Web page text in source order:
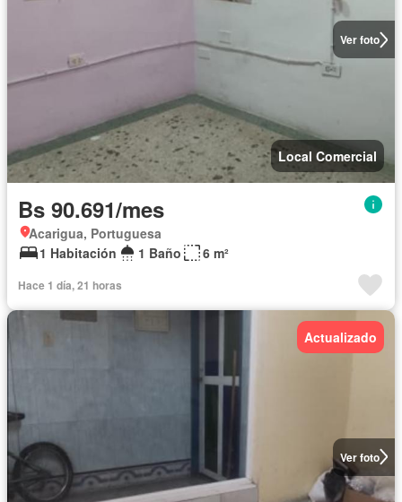
Ver foto
Local Comercial
Bs 90.691/mes
Acarigua, Portuguesa
1 Habitación
1 Baño 6 m²
Hace 1 día, 21 horas
Ver foto
Actualizado